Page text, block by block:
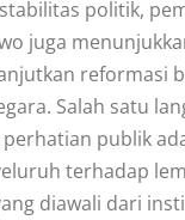
politik,
juga
reformasi
Salah satu
publik
terhadap
diawali dari